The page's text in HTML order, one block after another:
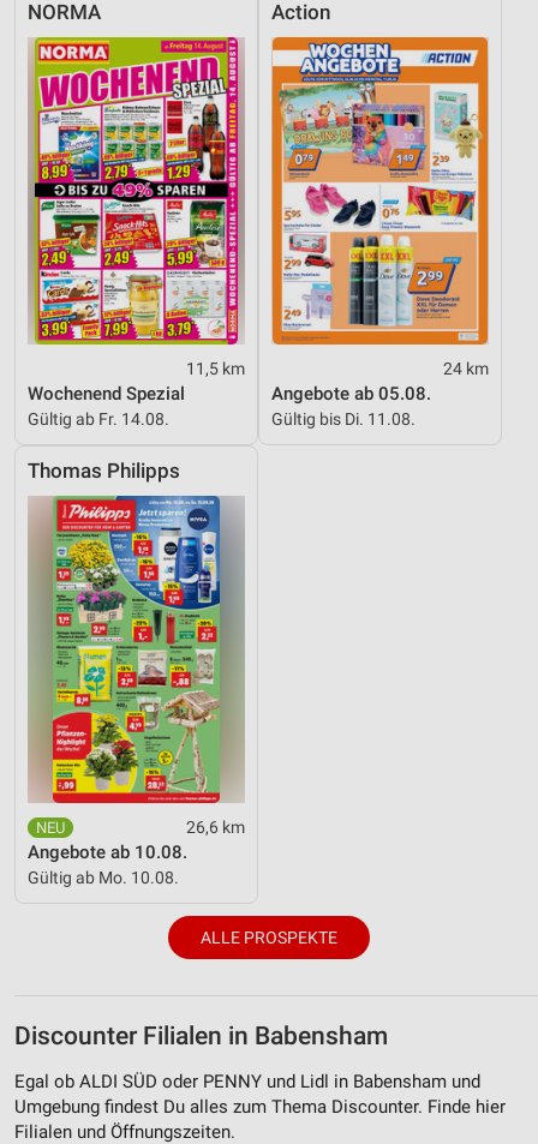
NORMA
11,5 km
Wochenend Spezial
Gültig ab Fr. 14.08.
Action
24 km
Angebote ab 05.08.
Gültig bis Di. 11.08.
Thomas Philipps
26,6 km
Angebote ab 10.08.
Gültig ab Mo. 10.08.
ALLE PROSPEKTE
Discounter Filialen in Babensham
Egal ob ALDI SÜD oder PENNY und Lidl in Babensham und
Umgebung findest Du alles zum Thema Discounter. Finde hier
Filialen und Öffnungszeiten.